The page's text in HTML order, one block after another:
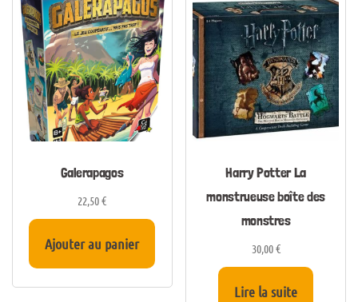
Galerapagos
22,50€
Ajouter au panier
Harry Potter La
monstrueuse boîte des
monstres
30,00€
Lire la suite